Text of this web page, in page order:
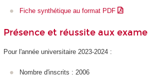
Fiche synthétique au format PDF
Présence et réussite aux
Pour l'année universitaire 2023-2024 :
Nombre d'inscrits : 2006